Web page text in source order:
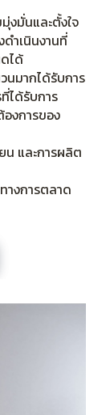
งมั่นและตั้งใจ
ดำเนินงานที่
ได้
นมากได้รับการ
ได้รับการ
องการของ
น และการผลิต
างการตลาด